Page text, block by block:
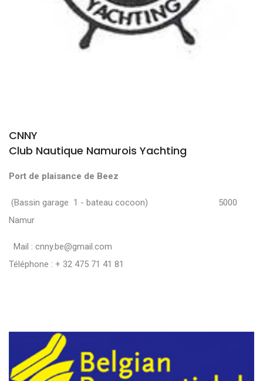
CNNY
Club Nautique Namurois Yachting
Port de plaisance de Beez
(Bassin garage 1 - bateau cocoon) 5000
Namur
Mail : cnny.be@gmail.com
Téléphone : + 32 475 71 41 81